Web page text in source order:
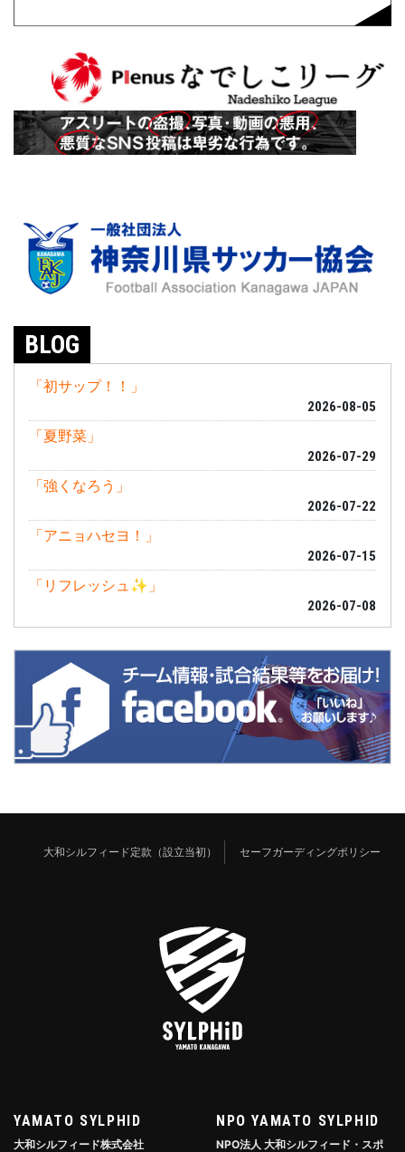
BLOG
「初サップ！！」
2026-08-05
「夏野菜」
2026-07-29
「強くなろう」
2026-07-22
「アニョハセヨ！」
2026-07-15
「リフレッシュ✨」
2026-07-08
大和シルフィード定款（設立当初） セーフガーディングポリシー
YAMATO SYLPHID
大和シルフィード株式会社
NPO YAMATO SYLPHID
NPO法人 大和シルフィード・スポ